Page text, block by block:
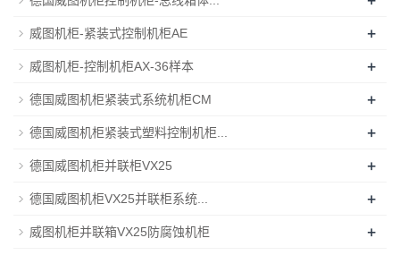
威图机柜-紧装式控制机柜AE +
威图机柜-控制机柜AX-36样本 +
德国威图机柜紧装式系统机柜CM +
德国威图机柜紧装式塑料控制机柜... +
德国威图机柜并联柜VX25 +
德国威图机柜VX25并联柜系统... +
威图机柜并联箱VX25防腐蚀机柜
+